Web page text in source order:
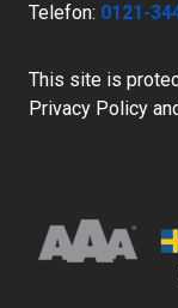
Telefon: 0121-
This site is
Privacy Policy